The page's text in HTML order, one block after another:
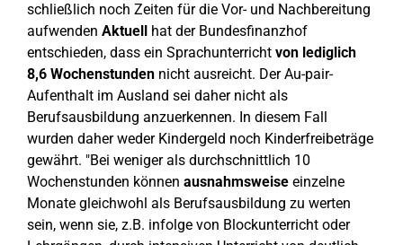
schließlich noch Zeiten für die Vor- und Nachbereitung
aufwenden Aktuell hat der Bundesfinanzhof
entschieden, dass ein Sprachunterricht von lediglich
8,6 Wochenstunden nicht ausreicht. Der Au-pair-
Aufenthalt im Ausland sei daher nicht als
Berufsausbildung anzuerkennen. In diesem Fall
wurden daher weder Kindergeld noch Kinderfreibeträge
gewährt. "Bei weniger als durchschnittlich 10
Wochenstunden können ausnahmsweise einzelne
Monate gleichwohl als Berufsausbildung zu werten
sein, wenn sie, z.B. infolge von Blockunterricht oder